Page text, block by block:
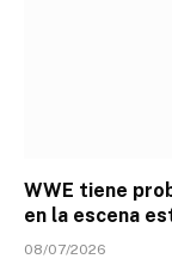
WWE tiene
en la escena
08/07/2026